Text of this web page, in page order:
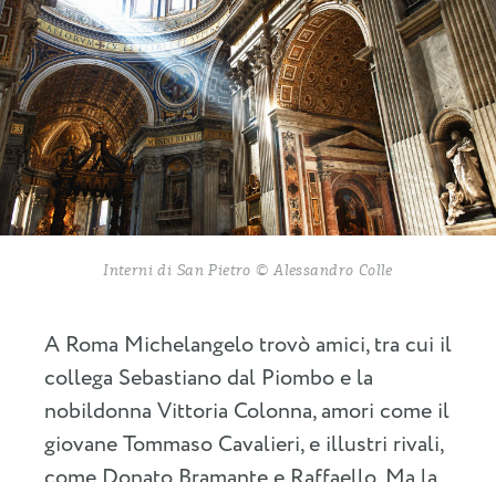
Interni di San Pietro © Alessandro Colle
A Roma Michelangelo trovò amici, tra cui il
collega Sebastiano dal Piombo e la
nobildonna Vittoria Colonna, amori come il
giovane Tommaso Cavalieri, e illustri rivali,